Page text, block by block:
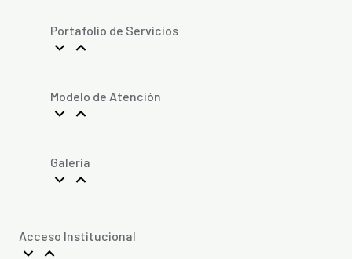
Portafolio de Servicios
Modelo de Atención
Galería
Acceso Institucional